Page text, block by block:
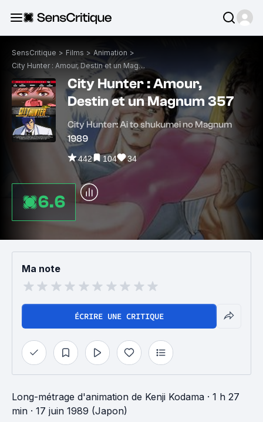
SensCritique > Films > Animation >
City Hunter : Amour, Destin et un Magnum 357
City Hunter : Amour,
Destin et un Magnum 357
City Hunter: Ai to shukumei no Magnum
1989
442 104 34
6.6
Ma note
ÉCRIRE UNE CRITIQUE
Long-métrage d'animation de Kenji Kodama · 1 h 27
min · 17 juin 1989 (Japon)